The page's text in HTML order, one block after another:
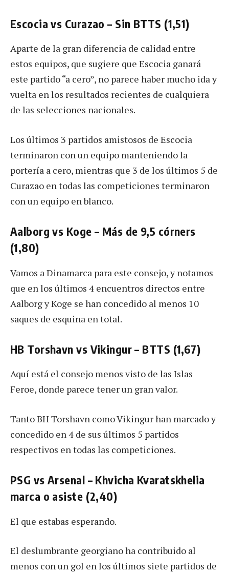
Escocia vs Curazao – Sin BTTS (1,51)
Aparte de la gran diferencia de calidad entre
estos equipos, que sugiere que Escocia ganará
este partido “a cero”, no parece haber mucho ida y
vuelta en los resultados recientes de cualquiera
de las selecciones nacionales.
Los últimos 3 partidos amistosos de Escocia
terminaron con un equipo manteniendo la
portería a cero, mientras que 3 de los últimos 5 de
Curazao en todas las competiciones terminaron
con un equipo en blanco.
Aalborg vs Koge – Más de 9,5 córners
(1,80)
Vamos a Dinamarca para este consejo, y notamos
que en los últimos 4 encuentros directos entre
Aalborg y Koge se han concedido al menos 10
saques de esquina en total.
HB Torshavn vs Vikingur – BTTS (1,67)
Aquí está el consejo menos visto de las Islas
Feroe, donde parece tener un gran valor.
Tanto BH Torshavn como Vikingur han marcado y
concedido en 4 de sus últimos 5 partidos
respectivos en todas las competiciones.
PSG vs Arsenal – Khvicha Kvaratskhelia
marca o asiste (2,40)
El que estabas esperando.
El deslumbrante georgiano ha contribuido al
menos con un gol en los últimos siete partidos de